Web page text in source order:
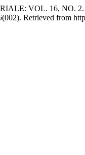
VOL. 16, NO.
(002). Retrieved from